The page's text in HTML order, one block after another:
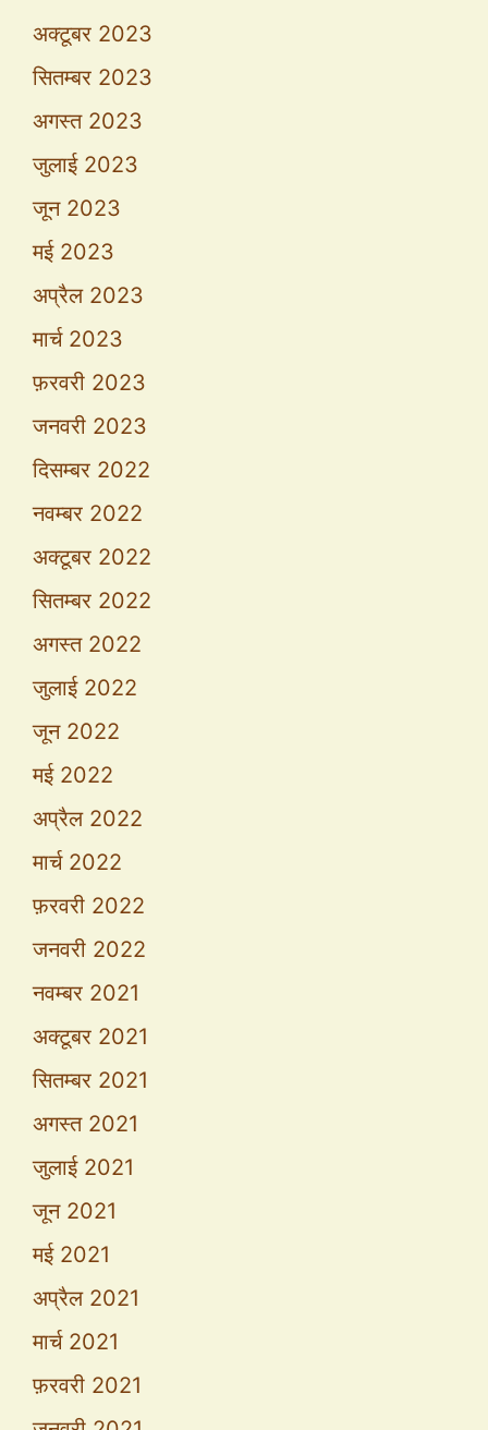
अक्टूबर 2023
सितम्बर 2023
अगस्त 2023
जुलाई 2023
जून 2023
मई 2023
अप्रैल 2023
मार्च 2023
फ़रवरी 2023
जनवरी 2023
दिसम्बर 2022
नवम्बर 2022
अक्टूबर 2022
सितम्बर 2022
अगस्त 2022
जुलाई 2022
जून 2022
मई 2022
अप्रैल 2022
मार्च 2022
फ़रवरी 2022
जनवरी 2022
नवम्बर 2021
अक्टूबर 2021
सितम्बर 2021
अगस्त 2021
जुलाई 2021
जून 2021
मई 2021
अप्रैल 2021
मार्च 2021
फ़रवरी 2021